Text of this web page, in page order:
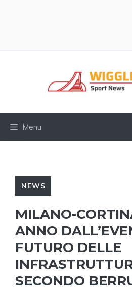
Menu
NEWS
MILANO-
ANNO
FUTURO DELLE
SECONDO